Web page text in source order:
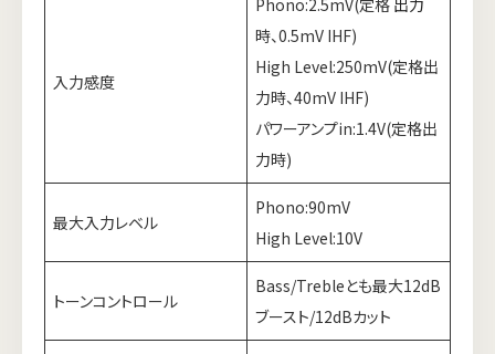
入力感度
時、0.5mV IHF)
High Level:250mV(定格出
力時、40mV IHF)
パワーアンプin:1.4V(定格出
力時)
最大入力レベル
Phono:90mV
High Level:10V
トーンコントロール
Bass/Trebleとも最大12dB
ブースト/12dBカット